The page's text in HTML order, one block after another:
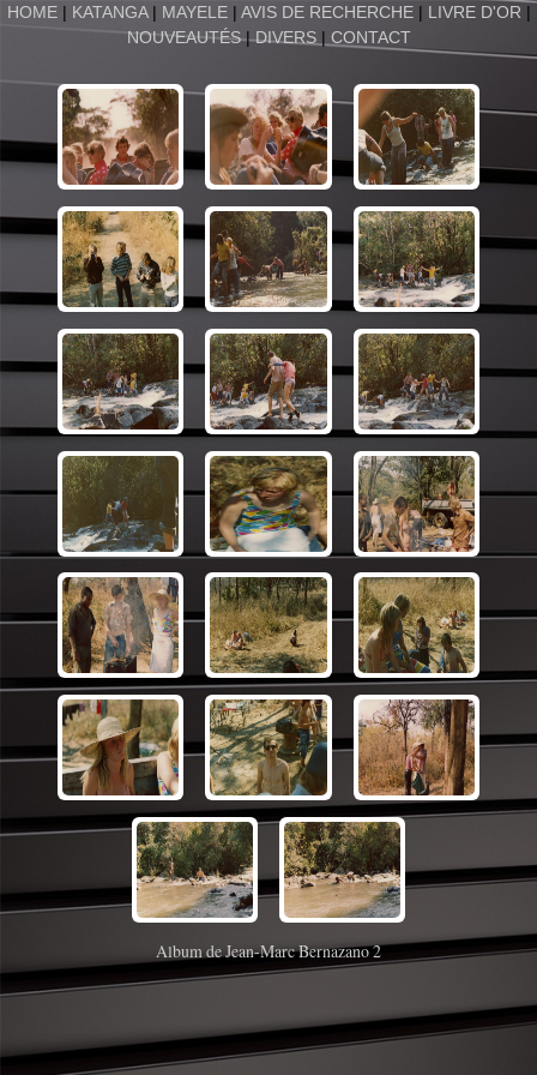
HOME | KATANGA| MAYELE| AVIS DE RECHERCHE| LIVRE D'OR |
NOUVEAUTÉS|DIVERS| CONTACT
Album de Jean-Marc Bernazano 2